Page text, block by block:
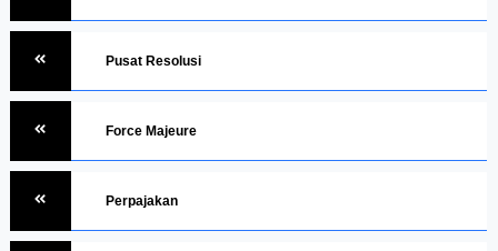
Pusat Resolusi
Force Majeure
Perpajakan